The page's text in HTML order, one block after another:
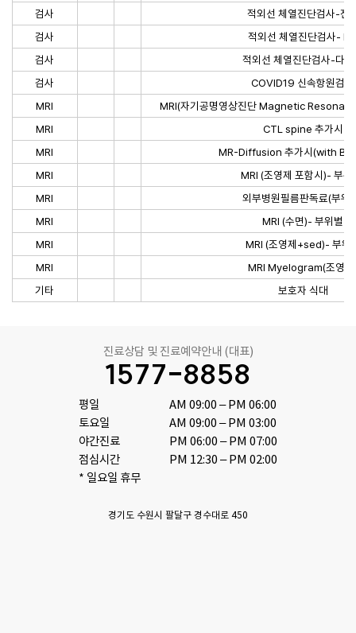
검사
적외선 체열진단검사-전
검사
적외선 체열진단검사-
검사
적외선 체열진단검사-다
검사
COVID19 신속항원검사
MRI
MRI(자기공명영상진단 Magnetic
MRI
CTL spine 추가시
MRI
MR-Diffusion 추가시(with
MRI
MRI (조영제 포함시)- 부위
MRI
외부병원필름판독료(부위
MRI
MRI (수면)- 부위별
MRI
MRI (조영제+sed)- 부위
MRI
MRI Myelogram(조영
기타
보호자 식대
진료상담 및 진료예약안내 (대표)
1577-8858
평일
토요일
야간진료
점심시간
* 일요일 휴무
AM 09:00 – PM 06:00
AM 09:00 – PM 03:00
PM 06:00 – PM 07:00
PM 12:30 – PM 02:00
경기도 수원시 팔달구 경수대로 450